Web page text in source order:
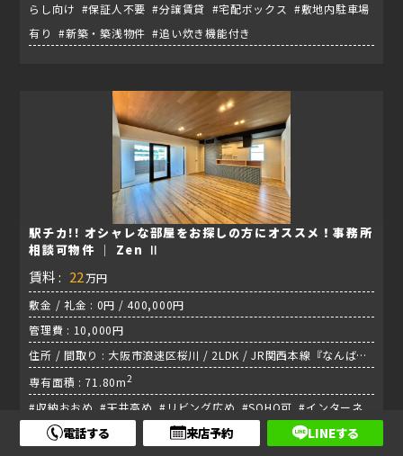
らし向け #保証人不要 #分譲賃貸 #宅配ボックス #敷地内駐車場
有り #新築・築浅物件 #追い炊き機能付き
駅チカ!! オシャレな部屋をお探しの方にオススメ！事務所
相談可物件 │ Zen Ⅱ
賃料 : 22 万円
敷金 / 礼金 : 0円 / 400,000円
管理費 : 10,000円
住所 / 間取り : 大阪市浪速区桜川 / 2LDK / JR関西本線『なんば
駅』
専有面積 : 71.80m2
#収納おおめ #天井高め #リビング広め #SOHO可 #インターネ
ット無料 #エアコン #オートロック付き #カップル・同棲 #宅配
電話する 来店予約 LINEする